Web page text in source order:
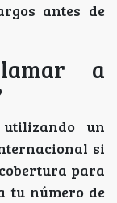
antes de
a
utilizando un
si
para
tu número de